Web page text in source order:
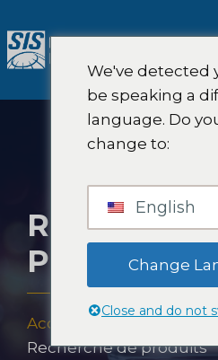
au
contenu
Accueil
Recherche de produits
We've detected
be speaking a
language. Do
change to:
English
Change
Close and do not